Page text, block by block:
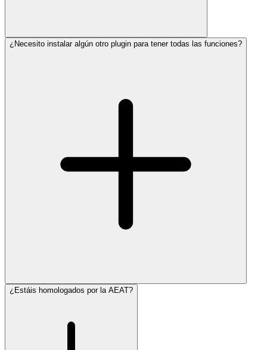
¿Necesito instalar algún otro plugin para tener todas las funciones?
¿Estáis homologados por la AEAT?